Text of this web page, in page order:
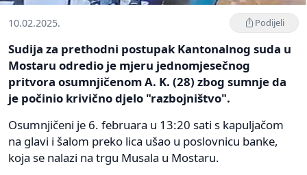
10.02.2025. Podijeli
Sudija za prethodni postupak Kantonalnog suda u
Mostaru odredio je mjeru jednomjesečnog
pritvora osumnjičenom A. K. (28) zbog sumnje da
je počinio krivično djelo "razbojništvo".
Osumnjičeni je 6. februara u 13:20 sati s kapuljačom
na glavi i šalom preko lica ušao u poslovnicu banke,
koja se nalazi na trgu Musala u Mostaru.